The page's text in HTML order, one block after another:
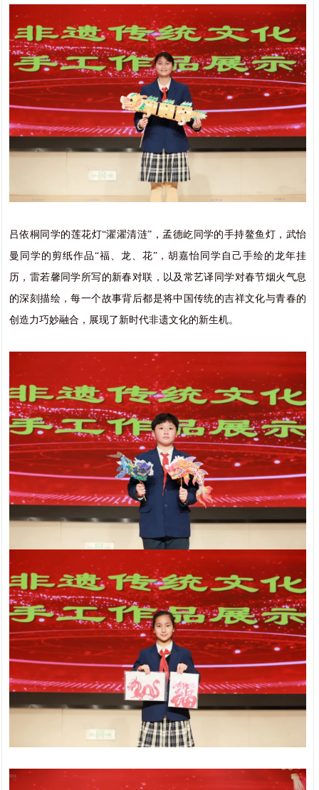
吕依桐同学的莲花灯“濯濯清涟”，孟德屹同学的手持鳌鱼灯，武怡
曼同学的剪纸作品“福、龙、花”，胡嘉怡同学自己手绘的龙年挂
历，雷若馨同学所写的新春对联，以及常艺译同学对春节烟火气息
的深刻描绘，每一个故事背后都是将中国传统的吉祥文化与青春的
创造力巧妙融合，展现了新时代非遗文化的新生机。